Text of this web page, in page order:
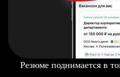
Резюме поднимается в